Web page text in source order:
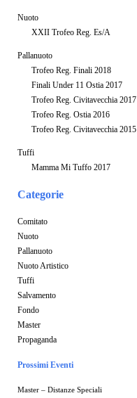
Nuoto
XXII Trofeo Reg. Es/A
Pallanuoto
Trofeo Reg. Finali 2018
Finali Under 11 Ostia 2017
Trofeo Reg. Civitavecchia 2017
Trofeo Reg. Ostia 2016
Trofeo Reg. Civitavecchia 2015
Tuffi
Mamma Mi Tuffo 2017
Categorie
Comitato
Nuoto
Pallanuoto
Nuoto Artistico
Tuffi
Salvamento
Fondo
Master
Propaganda
Prossimi Eventi
Master – Distanze Speciali